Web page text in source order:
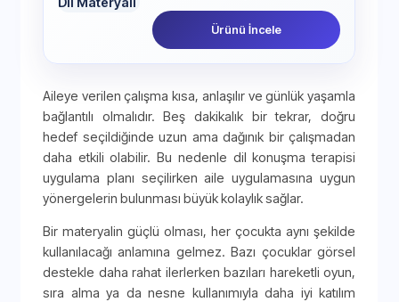
Ürünü İncele
Aileye verilen çalışma kısa, anlaşılır ve günlük yaşamla
bağlantılı olmalıdır. Beş dakikalık bir tekrar, doğru
hedef seçildiğinde uzun ama dağınık bir çalışmadan
daha etkili olabilir. Bu nedenle dil konuşma terapisi
uygulama planı seçilirken aile uygulamasına uygun
yönergelerin bulunması büyük kolaylık sağlar.
Bir materyalin güçlü olması, her çocukta aynı şekilde
kullanılacağı anlamına gelmez. Bazı çocuklar görsel
destekle daha rahat ilerlerken bazıları hareketli oyun,
sıra alma ya da nesne kullanımıyla daha iyi katılım